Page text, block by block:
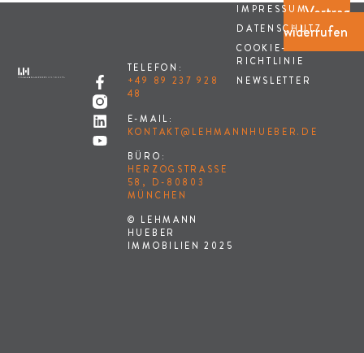
TELEFON:
+49 89 237 928
48
E-MAIL:
KONTAKT@LEHMANNHUEBER.DE
BÜRO:
HERZOGSTRASSE 5
8, D-80803 M
ÜNCHEN
© LEHMANN
HUEBER
IMMOBILIEN 2025
IMPRESSUM
DATENSCHUTZ
COOKIE-
RICHTLINIE
NEWSLETTER
Vertrag
widerrufen